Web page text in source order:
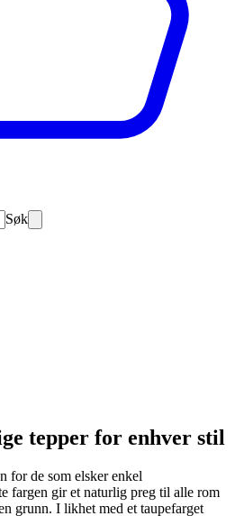
Søk
tepper for enhver stil
for de som elsker enkel
fargen gir et naturlig preg til alle rom
grunn. I likhet med et taupefarget